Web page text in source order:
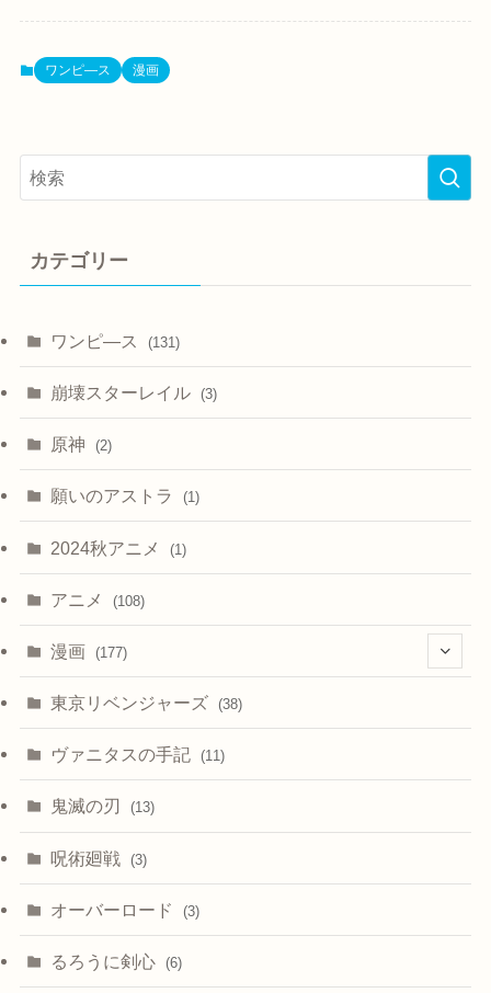
ワンピ―ス 漫画
カテゴリー
ワンピ―ス (131)
崩壊スターレイル (3)
原神 (2)
願いのアストラ (1)
2024秋アニメ (1)
アニメ (108)
漫画 (177)
(4)
東京リベンジャーズ (38)
ヴァニタスの手記 (11)
鬼滅の刃 (13)
呪術廻戦 (3)
オーバーロード (3)
るろうに剣心 (6)